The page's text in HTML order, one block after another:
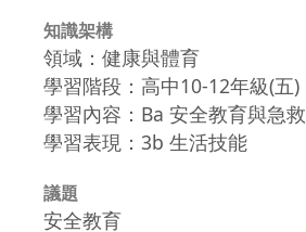
知識架構
領域：健康與體育
學習階段：高中10-12年級(五)
學習內容：Ba 安全教育與急救
學習表現：3b 生活技能
議題
安全教育